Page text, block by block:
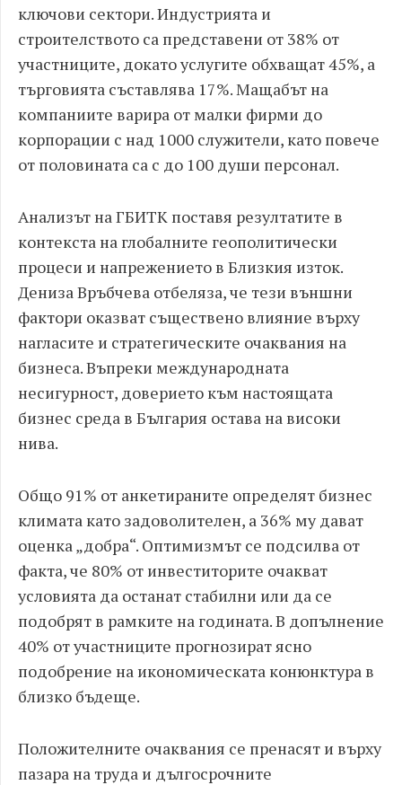
ключови сектори. Индустрията и
строителството са представени от 38% от
участниците, докато услугите обхващат 45%, а
търговията съставлява 17%. Мащабът на
компаниите варира от малки фирми до
корпорации с над 1000 служители, като повече
от половината са с до 100 души персонал.
Анализът на ГБИТК поставя резултатите в
контекста на глобалните геополитически
процеси и напрежението в Близкия изток.
Дениза Връбчева отбеляза, че тези външни
фактори оказват съществено влияние върху
нагласите и стратегическите очаквания на
бизнеса. Въпреки международната
несигурност, доверието към настоящата
бизнес среда в България остава на високи
нива.
Общо 91% от анкетираните определят бизнес
климата като задоволителен, а 36% му дават
оценка „добра“. Оптимизмът се подсилва от
факта, че 80% от инвеститорите очакват
условията да останат стабилни или да се
подобрят в рамките на годината. В допълнение
40% от участниците прогнозират ясно
подобрение на икономическата конюнктура в
близко бъдеще.
Положителните очаквания се пренасят и върху
пазара на труда и дългосрочните